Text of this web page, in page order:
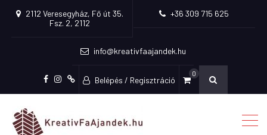
2112 Veresegyház, Fő út 35.
Fsz. 2, 2112
+36 309 715 625
info@kreativfaajandek.hu
Facebook
Instagram
Fiókom
Belépés / Regisztráció
0